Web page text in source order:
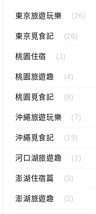
東京旅遊玩樂 (26)
東京覓食記 (26)
桃園住宿 (1)
桃園旅遊趣 (4)
桃園覓食記 (8)
沖繩旅遊玩樂 (7)
沖繩覓食記 (19)
河口湖旅遊趣 (1)
澎湖住宿篇 (3)
澎湖旅遊趣 (2)